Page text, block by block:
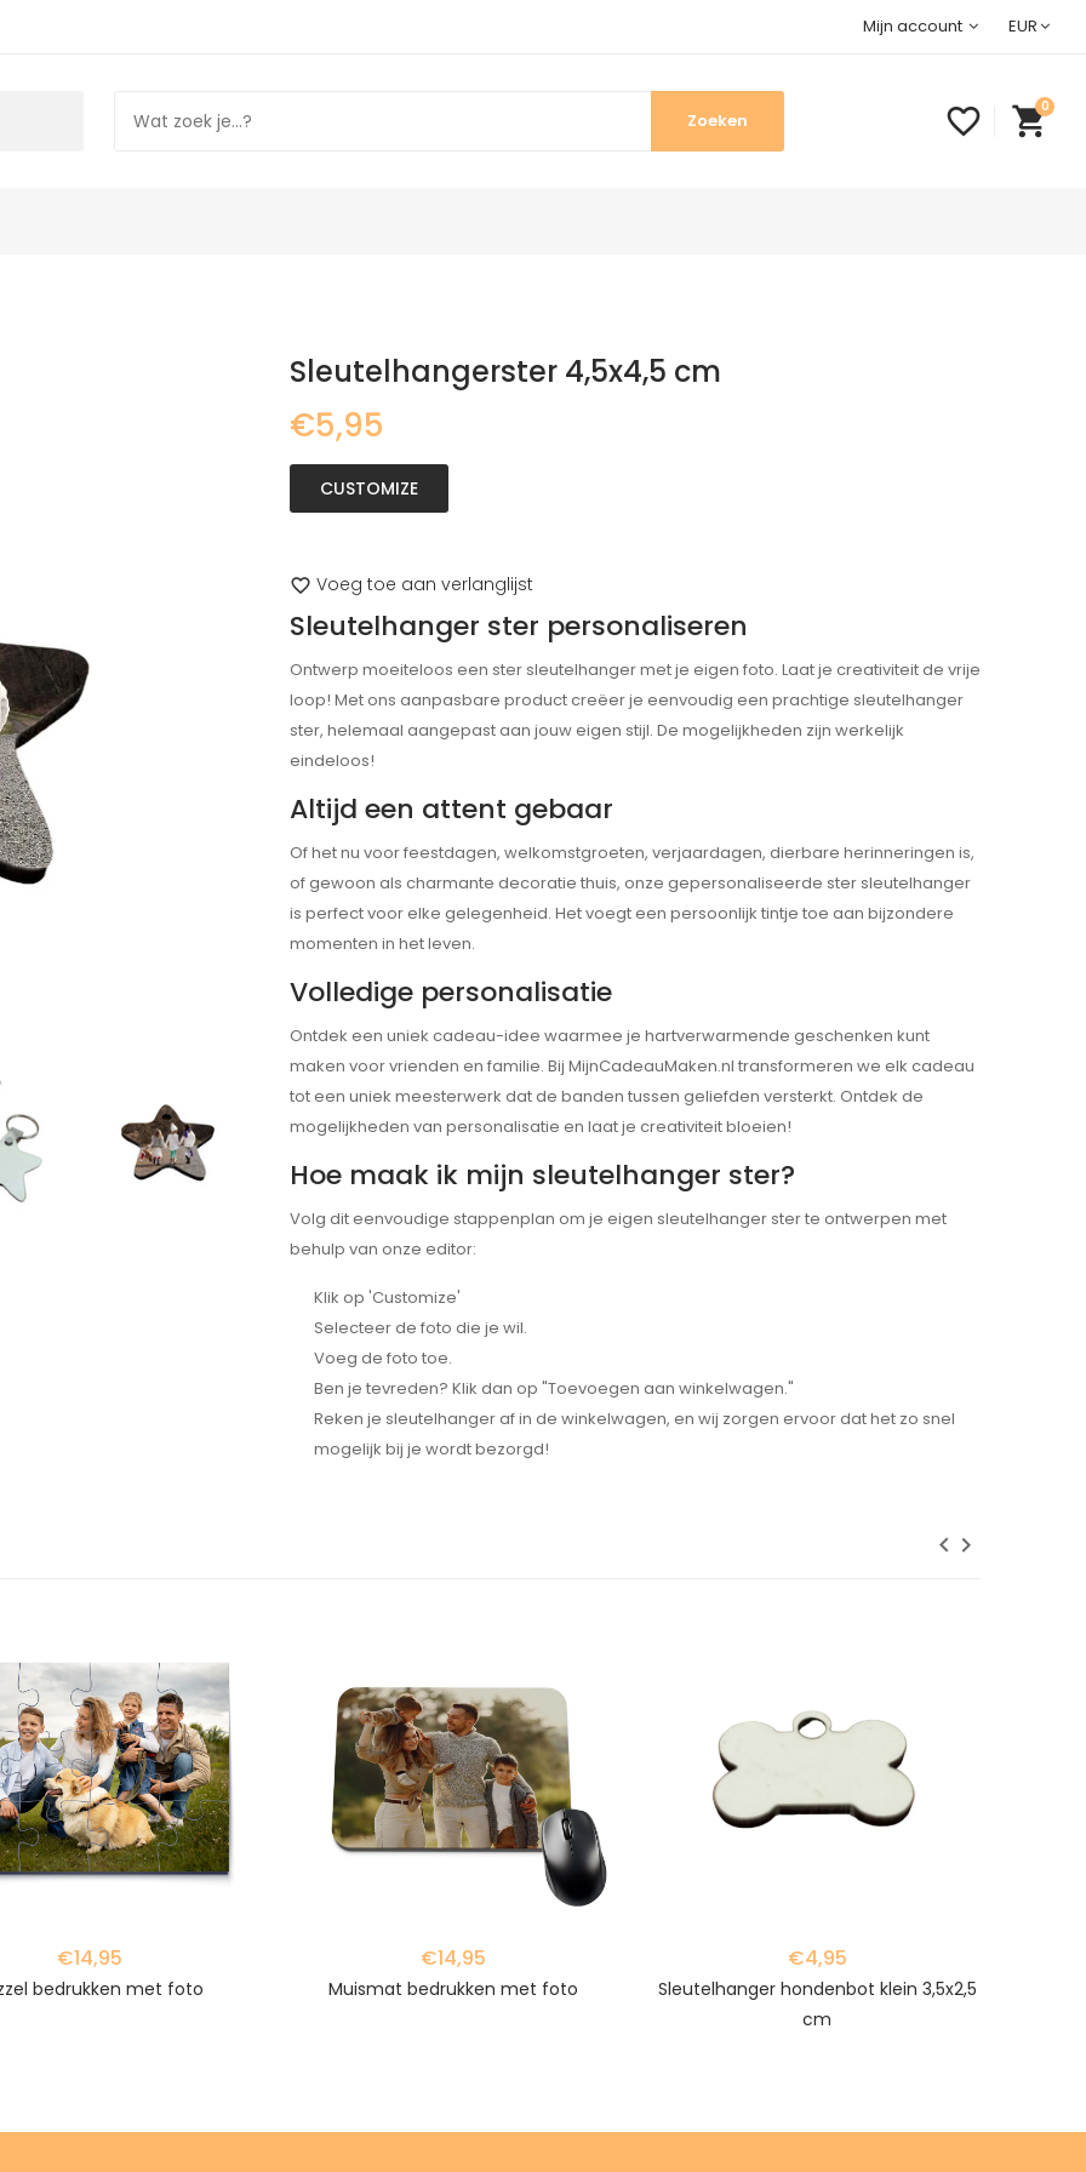
Mijn account EUR
favorite_border shopping_cart
0
Sleutelhangerster 4,5x4,5 cm
€5,95
CUSTOMIZE
favorite_border Voeg toe aan verlanglijst
Sleutelhanger ster personaliseren
Ontwerp moeiteloos een ster sleutelhanger met je eigen foto. Laat je creativiteit de vrije
loop! Met ons aanpasbare product creëer je eenvoudig een prachtige sleutelhanger
ster, helemaal aangepast aan jouw eigen stijl. De mogelijkheden zijn werkelijk
eindeloos!
Altijd een attent gebaar
Of het nu voor feestdagen, welkomstgroeten, verjaardagen, dierbare herinneringen is,
of gewoon als charmante decoratie thuis, onze gepersonaliseerde ster sleutelhanger
is perfect voor elke gelegenheid. Het voegt een persoonlijk tintje toe aan bijzondere
momenten in het leven.
Volledige personalisatie
Ontdek een uniek cadeau-idee waarmee je hartverwarmende geschenken kunt
maken voor vrienden en familie. Bij MijnCadeauMaken.nl transformeren we elk cadeau
tot een uniek meesterwerk dat de banden tussen geliefden versterkt. Ontdek de
mogelijkheden van personalisatie en laat je creativiteit bloeien!
Hoe maak ik mijn sleutelhanger ster?
Volg dit eenvoudige stappenplan om je eigen sleutelhanger ster te ontwerpen met
behulp van onze editor:
Klik op 'Customize'
Selecteer de foto die je wil.
Voeg de foto toe.
Ben je tevreden? Klik dan op "Toevoegen aan winkelwagen."
Reken je sleutelhanger af in de winkelwagen, en wij zorgen ervoor dat het zo snel
mogelijk bij je wordt bezorgd!
€14,95
bedrukken met foto
€14,95
Muismat bedrukken met foto
€4,95
Sleutelhanger hondenbot klein 3,5x2,5
cm
keyboard_arrow_left keyboard_arrow_right